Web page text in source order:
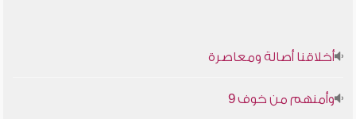
أخلاقنا أصالة ومعاصرة
وأمنهم من خوف 9